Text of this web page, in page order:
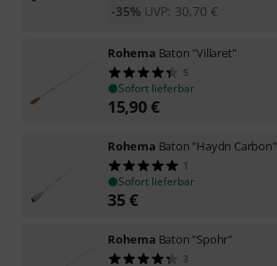
UVP: 30,70 €
-35%
Rohema Baton "Villaret"
5
Sofort lieferbar
15,90€
Rohema Baton "Haydn Carbon"
1
Sofort lieferbar
35€
Rohema Baton "Spohr"
3